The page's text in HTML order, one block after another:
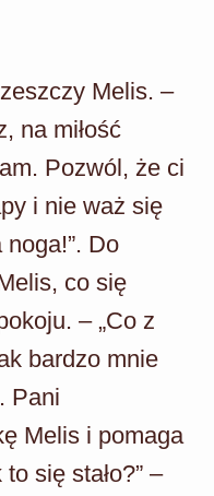
Melis. –
na miłość
Pozwól, że ci
i nie waż się
noga!”. Do
co się
– „Co z
bardzo mnie
Pani
Melis i pomaga
się stało?” –